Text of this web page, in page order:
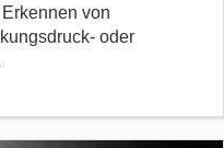
von
oder